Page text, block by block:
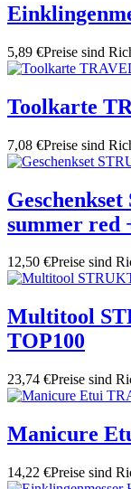
5,89 €Preise sind
Toolkarte
7,08 €Preise sind
summer red
12,50 €Preise sind
Multitool
TOP100
23,74 €Preise sind
Manicure
14,22 €Preise sind